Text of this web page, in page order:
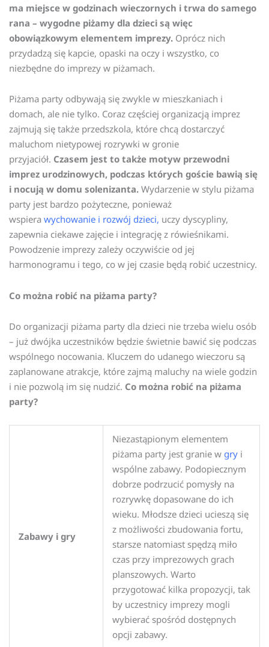
ma miejsce w godzinach wieczornych i trwa do samego
rana – wygodne piżamy dla dzieci są więc
obowiązkowym elementem imprezy. Oprócz nich
przydadzą się kapcie, opaski na oczy i wszystko, co
niezbędne do imprezy w piżamach.
Piżama party odbywają się zwykle w mieszkaniach i
domach, ale nie tylko. Coraz częściej organizacją imprez
zajmują się także przedszkola, które chcą dostarczyć
maluchom nietypowej rozrywki w gronie
przyjaciół. Czasem jest to także motyw przewodni
imprez urodzinowych, podczas których goście bawią się
i nocują w domu solenizanta. Wydarzenie w stylu piżama
party jest bardzo pożyteczne, ponieważ
wspiera wychowanie i rozwój dzieci, uczy dyscypliny,
zapewnia ciekawe zajęcie i integrację z rówieśnikami.
Powodzenie imprezy zależy oczywiście od jej
harmonogramu i tego, co w jej czasie będą robić uczestnicy.
Co można robić na piżama party?
Do organizacji piżama party dla dzieci nie trzeba wielu osób
– już dwójka uczestników będzie świetnie bawić się podczas
wspólnego nocowania. Kluczem do udanego wieczoru są
zaplanowane atrakcje, które zajmą maluchy na wiele godzin
i nie pozwolą im się nudzić. Co można robić na piżama
party?
Zabawy i gry
Niezastąpionym elementem
piżama party jest granie w gry i
wspólne zabawy. Podopiecznym
dobrze podrzucić pomysły na
rozrywkę dopasowane do ich
wieku. Młodsze dzieci ucieszą się
z możliwości zbudowania fortu,
starsze natomiast spędzą miło
czas przy imprezowych grach
planszowych. Warto
przygotować kilka propozycji, tak
by uczestnicy imprezy mogli
wybierać spośród dostępnych
opcji zabawy.